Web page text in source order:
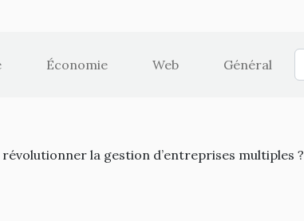
Économie Web Général
la gestion d’entreprises multiples ?